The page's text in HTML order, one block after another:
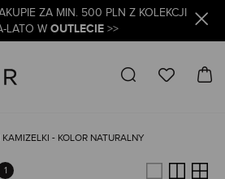
ZA MIN. 500 PLN Z KOLEKCJI
LATO W OUTLECIE>>
- KOLOR NATURALNY
1